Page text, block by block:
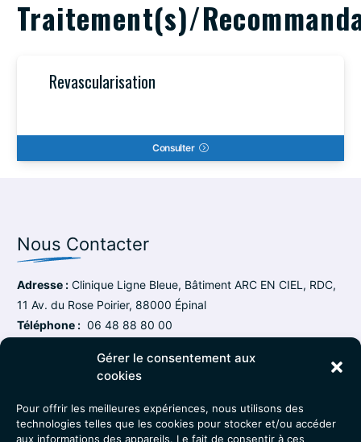
Gérer le consentement aux
cookies
Pour offrir les meilleures expériences, nous utilisons des
technologies telles que les cookies pour stocker et/ou accéder
aux informations des appareils. Le fait de consentir à ces
Traitement(s)/
Revascularisation
Consulter
Nous Contacter
Adresse : Clinique Ligne Bleue, Bâtiment ARC EN CIEL, RDC,
11 Av. du Rose Poirier, 88000 Épinal
Téléphone : 06 48 88 80 00
Le Cabinet
À propos
Pathologies